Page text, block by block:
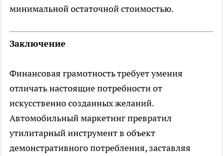
минимальной остаточной стоимостью.
Заключение
Финансовая грамотность требует умения
отличать настоящие потребности от
искусственно созданных желаний.
Автомобильный маркетинг превратил
утилитарный инструмент в объект
демонстративного потребления, заставляя